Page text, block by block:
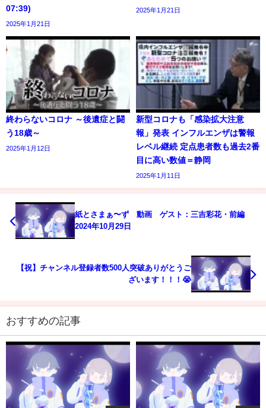
07:39)
2025年1月21日
2025年1月21日
終わらないコロナ ～後遺症と闘
う18歳～
2025年1月12日
新型コロナも「感染拡大注意
報」発表 インフルエンザは警報
レベル継続 定点患者数も過去2番
目に高い数値＝静岡
2025年1月11日
紙とさまぁ〜ず 動画 ゲスト：三吉彩花・前編
2024年10月29日
【祝】チャンネル登録者数500人突破ありがとうご
ざいます！！！😭
おすすめの記事